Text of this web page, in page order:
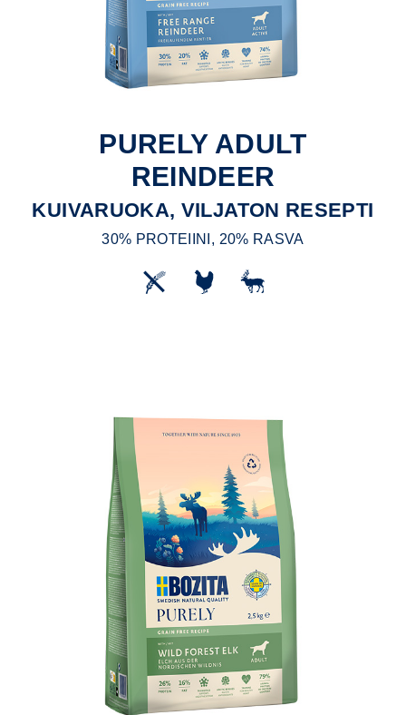
PURELY ADULT
REINDEER
KUIVARUOKA, VILJATON RESEPTI
30% PROTEIINI, 20% RASVA